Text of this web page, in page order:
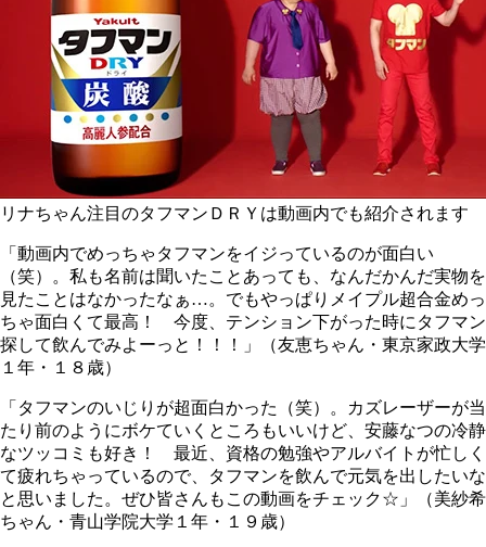
リナちゃん注目のタフマンＤＲＹは動画内でも紹介されます
「動画内でめっちゃタフマンをイジっているのが面白い
（笑）。私も名前は聞いたことあっても、なんだかんだ実物を
見たことはなかったなぁ…。でもやっぱりメイプル超合金めっ
ちゃ面白くて最高！ 今度、テンション下がった時にタフマン
探して飲んでみよーっと！！！」（友恵ちゃん・東京家政大学
１年・１８歳）
「タフマンのいじりが超面白かった（笑）。カズレーザーが当
たり前のようにボケていくところもいいけど、安藤なつの冷静
なツッコミも好き！ 最近、資格の勉強やアルバイトが忙しく
て疲れちゃっているので、タフマンを飲んで元気を出したいな
と思いました。ぜひ皆さんもこの動画をチェック☆」（美紗希
ちゃん・青山学院大学１年・１９歳）